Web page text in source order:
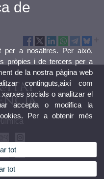
de
per a nosaltres. Per això,
pròpies i de tercers per a
de la nostra pàgina web
continguts,així com
socials o analitzar el
accepta o modifica la
Per a obtenir més
tot
tot